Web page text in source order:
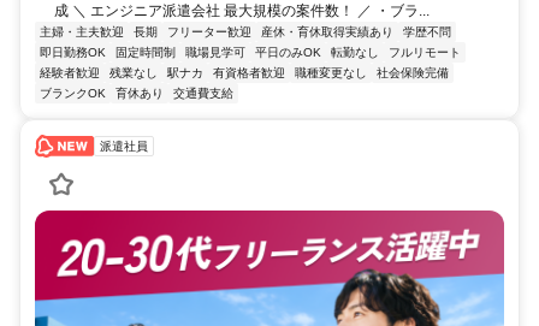
成 ＼ エンジニア派遣会社 最大規模の案件数！ ／ ・ブラ...
主婦・主夫歓迎 長期 フリーター歓迎 産休・育休取得実績あり
学歴不問
即日勤務OK
固定時間制 職場見学可 平日のみOK 転勤なし
フルリモート
経験者歓迎
残業なし 駅ナカ 有資格者歓迎 職種変更なし
社会保険完備
ブランクOK
育休あり 交通費支給
派遣社員